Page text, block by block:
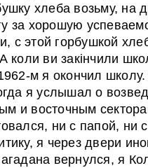
хлеба возьму, на
за хорошую
с этой горбушкой
коли ви закінчили
м я окончил
я услышал о
и восточным
ни с папой, ни
я через двери
вернулся, я